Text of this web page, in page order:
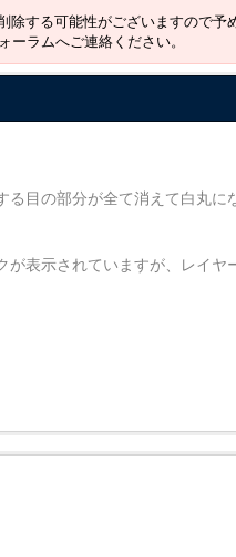
する可能性がございますので予
ーラムへご連絡ください。
目の部分が全て消えて白丸に
表示されていますが、レイ